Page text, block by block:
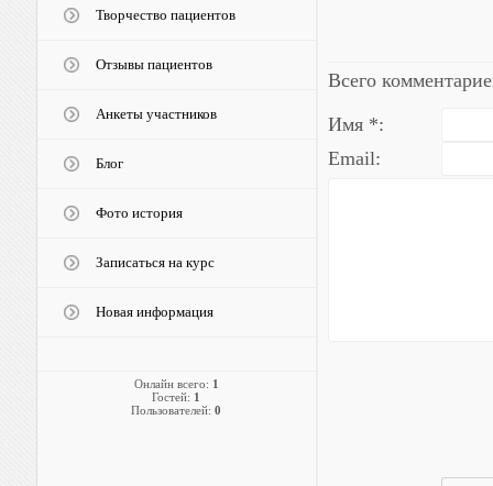
Творчество пациентов
Отзывы пациентов
Анкеты участников
Блог
Фото история
Записаться на курс
Новая информация
Онлайн всего: 1
Гостей: 1
Пользователей: 0
Всего
Имя *:
Email: